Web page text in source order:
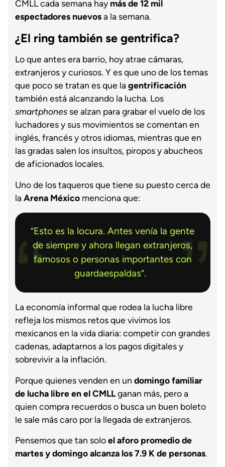
CMLL cada semana hay más de 12 mil
espectadores nuevosa la semana.
¿El ring también se gentrifica?
Lo que antes era barrio, hoy atrae cámaras,
extranjeros y curiosos. Y es que uno de los temas
que poco se tratan es que la gentrificación
también está alcanzando la lucha. Los
smartphonesse alzan para grabar el vuelo de los
luchadores y sus movimientos se comentan en
inglés, francés y otros idiomas, mientras que en
las gradas salen los insultos, piropos y abucheos
de aficionados locales.
Uno de los taqueros que tiene su puesto cerca de
la Arena México menciona que:
“Esto es la locura. Antes venía la gente
de siempre y ahora llegan extranjeros,
famosos o personas importantes con
guardaespaldas”.
La economía informal que rodea la lucha libre
refleja los mismos retos que vivimos los
mexicanos en la vida diaria: competir con grandes
cadenas, adaptarnos a los pagos digitales y
sobrevivir a la inflación.
Porque quienes venden en un domingo familiar
de lucha libre en el CMLLganan más, pero a
quien compra recuerdos o busca un buen boleto
le sale más caro por la llegada de extranjeros.
Pensemos que tan soloel aforo promedio de
martes y domingo alcanza los 7.9 K de personas.